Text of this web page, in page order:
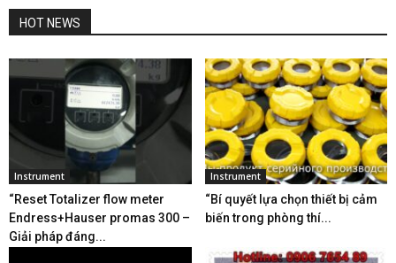
HOT NEWS
Instrument
“Reset Totalizer flow meter
Endress+Hauser promas 300 –
Giải pháp đáng...
Instrument
“Bí quyết lựa chọn thiết bị cảm
biến trong phòng thí...